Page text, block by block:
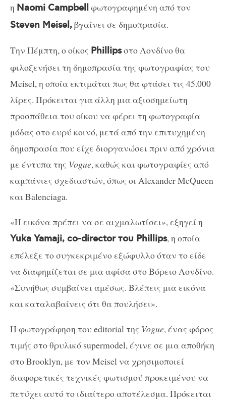
η Naomi Campbellφωτογραφημένη από τον
Steven Meisel,βγαίνει σε δημοπρασία.
Την Πέμπτη, ο οίκος Phillipsστο Λονδίνο θα
φιλοξενήσει τη δημοπρασία της φωτογραφίας του
Meisel, η οποία εκτιμάται πως θα φτάσει τις 45.000
λίρες. Πρόκειται για άλλη μια αξιοσημείωτη
προσπάθεια του οίκου να φέρει τη φωτογραφία
μόδας στο ευρύ κοινό, μετά από την επιτυχημένη
δημοπρασία που είχε διοργανώσει πριν από χρόνια
με έντυπα της Vogue, καθώς και φωτογραφίες από
καμπάνιες σχεδιαστών, όπως οι Alexander McQueen
και Balenciaga.
«Η εικόνα πρέπει να σε αιχμαλωτίσει», εξηγεί η
Yuka Yamaji, co-director του Phillips, η οποία
επέλεξε το συγκεκριμένο εξώφυλλο όταν το είδε
να διαφημίζεται σε μια αφίσα στο Βόρειο Λονδίνο.
«Συνήθως συμβαίνει αμέσως. Βλέπεις μια εικόνα
και καταλαβαίνεις ότι θα πουλήσει».
Η φωτογράφηση του editorial της Vogue, ένας φόρος
τιμής στο θρυλικό supermodel, έγινε σε μια αποθήκη
στο Brooklyn, με τον Meisel να χρησιμοποιεί
διαφορετικές τεχνικές φωτισμού προκειμένου να
πετύχει αυτό το ιδιαίτερο αποτέλεσμα. Πρόκειται